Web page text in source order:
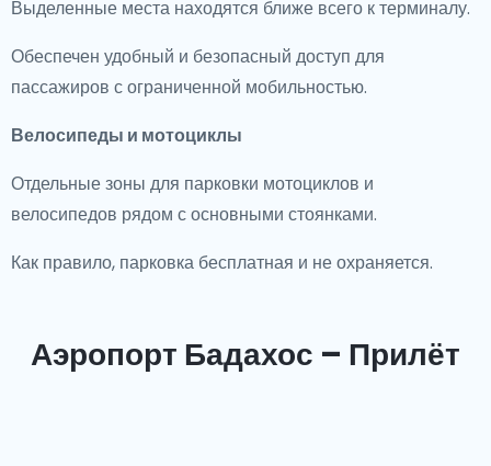
Выделенные места находятся ближе всего к терминалу.
Обеспечен удобный и безопасный доступ для
пассажиров с ограниченной мобильностью.
Велосипеды и мотоциклы
Отдельные зоны для парковки мотоциклов и
велосипедов рядом с основными стоянками.
Как правило, парковка бесплатная и не охраняется.
Аэропорт Бадахос – Прилёт